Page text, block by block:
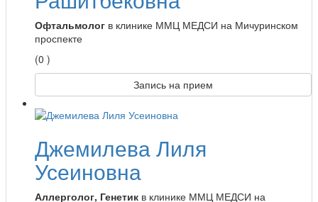
Офтальмолог в клинике ММЦ МЕДСИ на Мичуринском
проспекте
(0 )
Запись на прием
Джемилева Лиля
Усеиновна
Аллерголог, Генетик в клинике ММЦ МЕДСИ на